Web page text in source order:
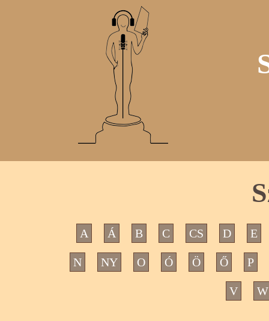
A Á B C CS D E
N NY O Ó Ö Ő P
V W